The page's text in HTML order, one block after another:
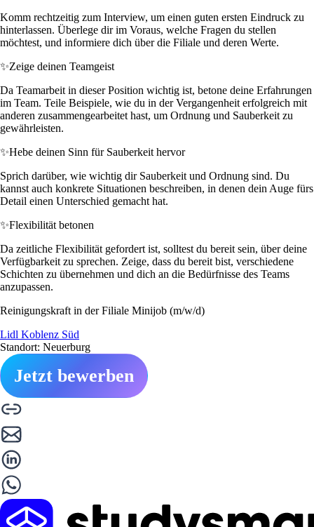
Komm rechtzeitig zum Interview, um einen guten ersten Eindruck zu
hinterlassen. Überlege dir im Voraus, welche Fragen du stellen
möchtest, und informiere dich über die Filiale und deren Werte.
✨Zeige deinen Teamgeist
Da Teamarbeit in dieser Position wichtig ist, betone deine Erfahrungen
im Team. Teile Beispiele, wie du in der Vergangenheit erfolgreich mit
anderen zusammengearbeitet hast, um Ordnung und Sauberkeit zu
gewährleisten.
✨Hebe deinen Sinn für Sauberkeit hervor
Sprich darüber, wie wichtig dir Sauberkeit und Ordnung sind. Du
kannst auch konkrete Situationen beschreiben, in denen dein Auge fürs
Detail einen Unterschied gemacht hat.
✨Flexibilität betonen
Da zeitliche Flexibilität gefordert ist, solltest du bereit sein, über deine
Verfügbarkeit zu sprechen. Zeige, dass du bereit bist, verschiedene
Schichten zu übernehmen und dich an die Bedürfnisse des Teams
anzupassen.
Reinigungskraft in der Filiale Minijob (m/w/d)
Lidl Koblenz Süd
Standort: Neuerburg
Jetzt bewerben